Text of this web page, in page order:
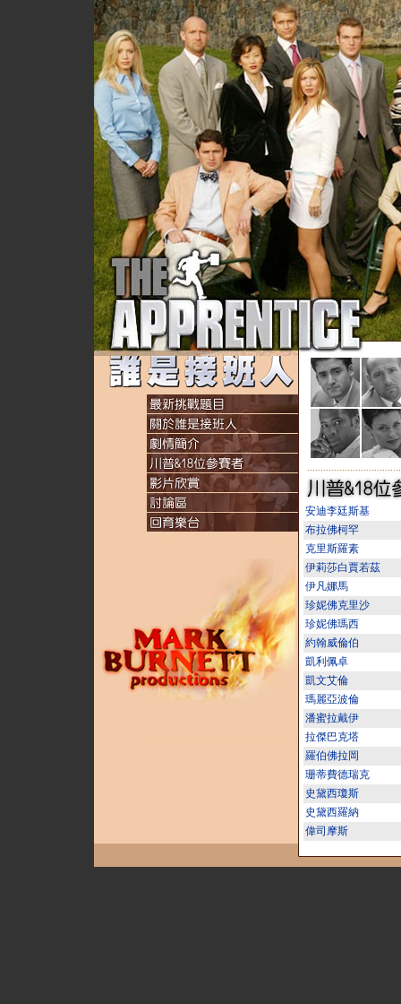
安迪李廷斯基
布拉佛柯罕
克里斯羅素
伊莉莎白賈若茲
伊凡娜馬
珍妮佛克里沙
珍妮佛瑪西
約翰威倫伯
凱利佩卓
凱文艾倫
瑪麗亞波倫
潘蜜拉戴伊
拉傑巴克塔
羅伯佛拉岡
珊蒂費德瑞克
史黛西瓊斯
史黛西羅納
偉司摩斯